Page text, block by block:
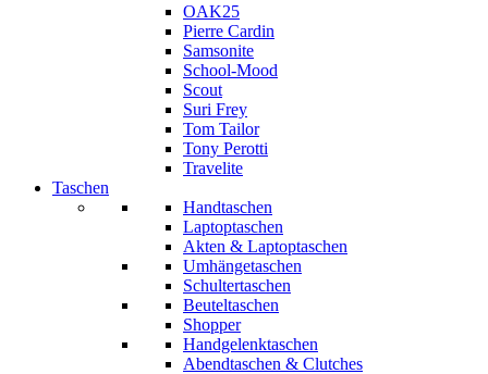
OAK25
Pierre Cardin
Samsonite
School-Mood
Scout
Suri Frey
Tom Tailor
Tony Perotti
Travelite
Taschen
Handtaschen
Laptoptaschen
Akten & Laptoptaschen
Umhängetaschen
Schultertaschen
Beuteltaschen
Shopper
Handgelenktaschen
Abendtaschen & Clutches